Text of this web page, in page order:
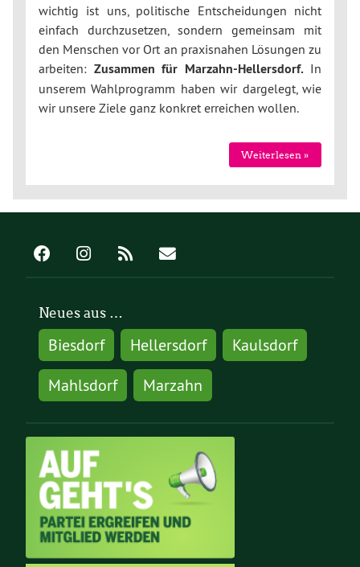
wichtig ist uns, politische Entscheidungen nicht
einfach durchzusetzen, sondern gemeinsam mit
den Menschen vor Ort an praxisnahen Lösungen zu
arbeiten: Zusammen für Marzahn-Hellersdorf.In
unserem Wahlprogramm haben wir dargelegt, wie
wir unsere Ziele ganz konkret erreichen wollen.
Weiterlesen »
Neues aus …
Biesdorf Hellersdorf
Kaulsdorf
Mahlsdorf
Marzahn